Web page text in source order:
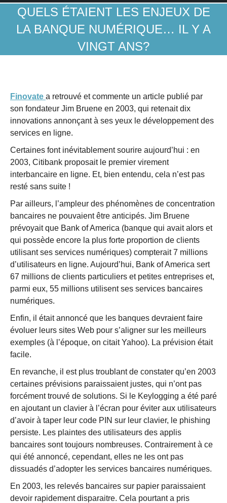
QUELS ÉTAIENT LES ENJEUX DE
LA BANQUE NUMÉRIQUE… IL Y A
VINGT ANS?
Finovate a retrouvé et commente un article publié par
son fondateur Jim Bruene en 2003, qui retenait dix
innovations annonçant à ses yeux le développement des
services en ligne.
Certaines font inévitablement sourire aujourd’hui : en
2003, Citibank proposait le premier virement
interbancaire en ligne. Et, bien entendu, cela n’est pas
resté sans suite !
Par ailleurs, l’ampleur des phénomènes de concentration
bancaires ne pouvaient être anticipés. Jim Bruene
prévoyait que Bank of America (banque qui avait alors et
qui possède encore la plus forte proportion de clients
utilisant ses services numériques) compterait 7 millions
d’utilisateurs en ligne. Aujourd’hui, Bank of America sert
67 millions de clients particuliers et petites entreprises et,
parmi eux, 55 millions utilisent ses services bancaires
numériques.
Enfin, il était annoncé que les banques devraient faire
évoluer leurs sites Web pour s’aligner sur les meilleurs
exemples (à l’époque, on citait Yahoo). La prévision était
facile.
En revanche, il est plus troublant de constater qu’en 2003
certaines prévisions paraissaient justes, qui n’ont pas
forcément trouvé de solutions. Si le Keylogging a été paré
en ajoutant un clavier à l’écran pour éviter aux utilisateurs
d’avoir à taper leur code PIN sur leur clavier, le phishing
persiste. Les plaintes des utilisateurs des applis
bancaires sont toujours nombreuses. Contrairement à ce
qui été annoncé, cependant, elles ne les ont pas
dissuadés d’adopter les services bancaires numériques.
En 2003, les relevés bancaires sur papier paraissaient
devoir rapidement disparaitre. Cela pourtant a pris